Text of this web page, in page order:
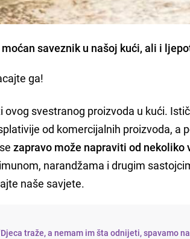
saveznik u našoj kući, ali i
ga!
svestranog proizvoda u kući.
od komercijalnih proizvoda, a
zapravo može napraviti od nekoliko
narandžama i drugim
naše savjete.
traže, a nemam im šta odnijeti, spavamo na